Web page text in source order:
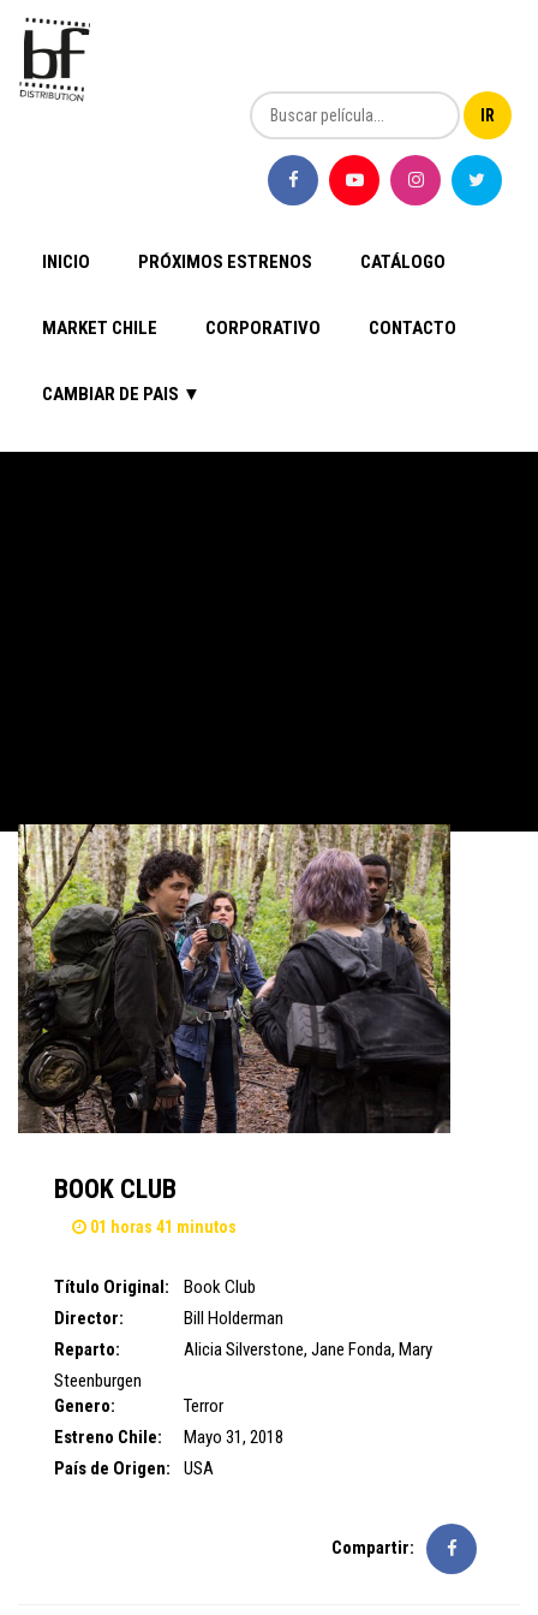
INICIO PRÓXIMOS ESTRENOS CATÁLOGO
MARKET CHILE CORPORATIVO CONTACTO
CAMBIAR DE PAIS ▼
BOOK CLUB
01 horas 41 minutos
Título Original:
Book Club
Director:
Bill Holderman
Reparto:
Alicia Silverstone, Jane Fonda, Mary
Steenburgen
Genero:
Terror
Estreno Chile:
Mayo 31, 2018
País de Origen:
USA
Compartir: